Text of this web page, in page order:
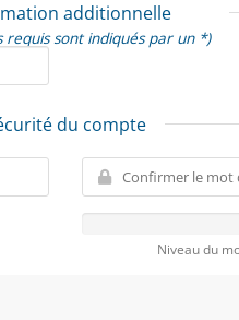
additionnelle
requis sont indiqués par un *)
du compte
Niveau du